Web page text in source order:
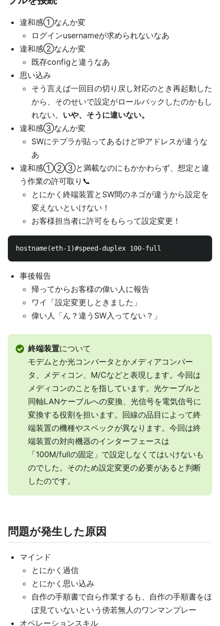
違和感①なんか変
ログインusernameが求められないなあ
違和感②なんか変
既存configと違うなあ
思い込み
そう言えば一回目の切り戻し対応のとき再起動した
から、そのせいで設定がロールバックしたのかもし
れない。 いや、そうに違いない。
違和感③なんか変
SWにテプラが貼ってあるけどIPアドレスが違うな
あ
違和感①②③と満載なのにもかかわらず、想定と違
う作業の許可取り📞
とにかく終端装置とSW間のネゴが違うから設定を
変えないといけない！
お客様担当者に許可をもらって設定変更！
事後報告
帰ってからお客様の偉い人に報告
ワイ「設定変更しときました」
偉い人「ん？違うSW入ってない？」
終端装置について
モデムとか光コンバータとかメディアコンバー
タ、メディコン、M/Cなどと表現します。今回は
メディコンのことを指しています。光ケーブルと
同軸LANケーブルへの変換、光信号を電気信号に
変換する役割を担います。回線の品目によって終
端装置の機種やスペックが異なります。今回は終
端装置の対向機器のインターフェースは
「100M/fullの固定」で設定しなくてはいけないも
のでした。そのため設定変更の必要があると判断
したのです。
問題が発生した原因
マインド
とにかく過信
とにかく思い込み
自作の手順書で自ら作業するも、自作の手順書をほ
ぼ見ていないという傍若無人のワンマンプレー
オペレーションスキル